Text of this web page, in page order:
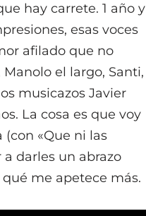
hay carrete. 1 año y
esas voces
afilado que no
el largo, Santi,
musicazos Javier
La cosa es que voy
«Que ni las
darles un abrazo
me apetece más.